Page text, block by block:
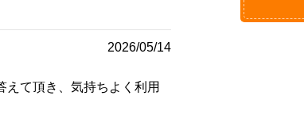
2026/05/14
て頂き、気持ちよく利用